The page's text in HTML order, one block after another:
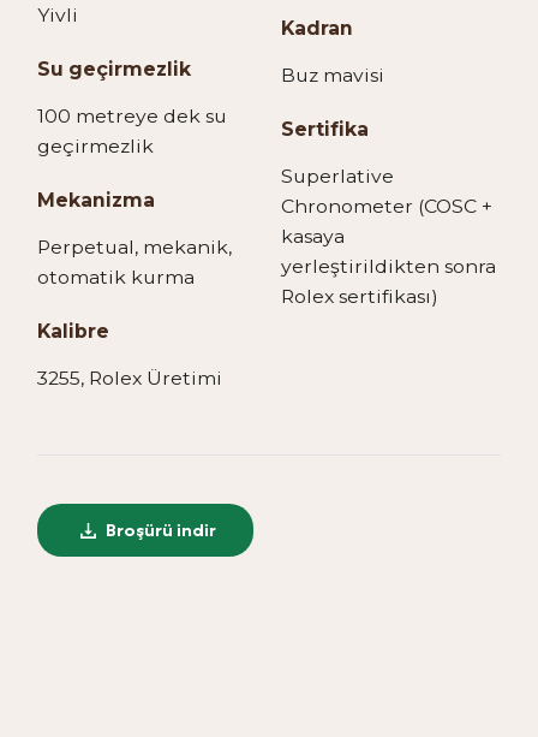
Yivli
Su geçirmezlik
100 metreye dek su
geçirmezlik
Mekanizma
Perpetual, mekanik,
otomatik kurma
Kalibre
3255, Rolex Üretimi
Kadran
Buz mavisi
Sertifika
Superlative
Chronometer (COSC +
kasaya
yerleştirildikten sonra
Rolex sertifikası)
Broşürü indir